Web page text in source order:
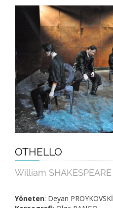
OTHELLO
William SHAKESPEARE
Yöneten: Deyan PROYKOVSKİ